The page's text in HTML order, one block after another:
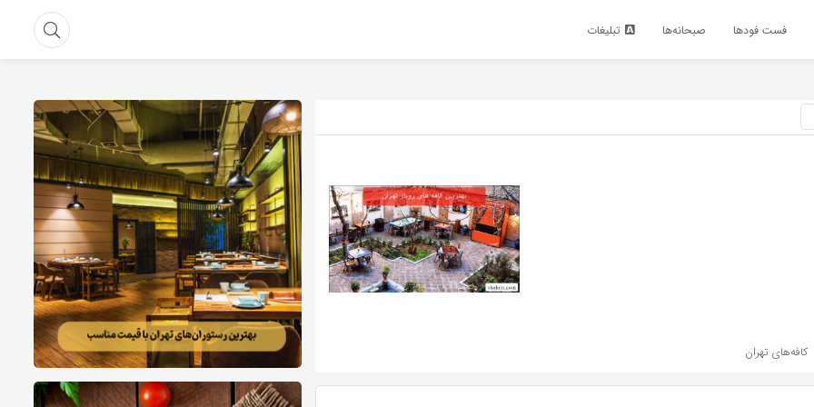
فست فود‌ها صبحانه‌ها تبلیغات
کافه‌های تهران